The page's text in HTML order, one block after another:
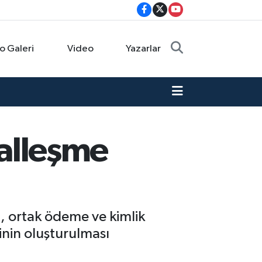
Galeri Video Yazarlar
ortak ödeme ve kimlik
oluşturulması